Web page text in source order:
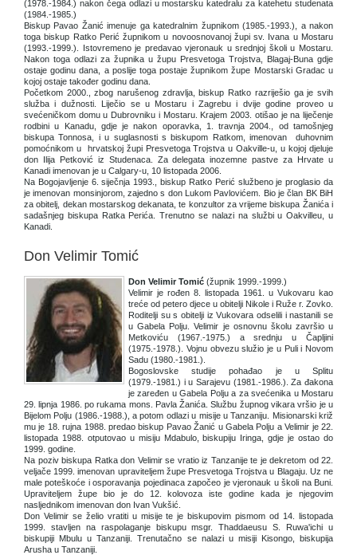
(1978.-1984.) nakon čega odlazi u mostarsku katedralu za katehetu studenata
(1984.-1985.)
Biskup Pavao Žanić imenuje ga katedralnim župnikom (1985.-1993.), a nakon
toga biskup Ratko Perić župnikom u novoosnovanoj župi sv. Ivana u Mostaru
(1993.-1999.). Istovremeno je predavao vjeronauk u srednjoj školi u Mostaru.
Nakon toga odlazi za župnika u župu Presvetoga Trojstva, Blagaj-Buna gdje
ostaje godinu dana, a poslije toga postaje župnikom župe Mostarski Gradac u
kojoj ostaje također godinu dana.
Početkom 2000., zbog narušenog zdravlja, biskup Ratko razriješio ga je svih
služba i dužnosti. Liječio se u Mostaru i Zagrebu i dvije godine proveo u
svećeničkom domu u Dubrovniku i Mostaru. Krajem 2003. otišao je na liječenje
rodbini u Kanadu, gdje je nakon oporavka, 1. travnja 2004., od tamošnjeg
biskupa Tonnosa, i u suglasnosti s biskupom Ratkom, imenovan duhovnim
pomoćnikom u hrvatskoj župi Presvetoga Trojstva u Oakville-u, u kojoj djeluje
don Ilija Petković iz Studenaca. Za delegata inozemne pastve za Hrvate u
Kanadi imenovan je u Calgary-u, 10 listopada 2006.
Na Bogojavljenje 6. siječnja 1993., biskup Ratko Perić službeno je proglasio da
je imenovan monsinjorom, zajedno s don Lukom Pavlovićem. Bio je član BK BiH
za obitelj, dekan mostarskog dekanata, te konzultor za vrijeme biskupa Žanića i
sadašnjeg biskupa Ratka Perića. Trenutno se nalazi na službi u Oakvilleu, u
Kanadi.
Don Velimir Tomić
Don Velimir Tomić (župnik 1999.-1999.)
Velimir je rođen 8. listopada 1961. u Vukovaru kao
treće od petero djece u obitelji Nikole i Ruže r. Zovko.
Roditelji su s obitelji iz Vukovara odselili i nastanili se
u Gabela Polju. Velimir je osnovnu školu završio u
Metkoviću (1967.-1975.) a srednju u Čapljini
(1975.-1978.). Vojnu obvezu služio je u Puli i Novom
Sadu (1980.-1981.).
Bogoslovske studije pohađao je u Splitu
(1979.-1981.) i u Sarajevu (1981.-1986.). Za đakona
je zaređen u Gabela Polju a za svećenika u Mostaru
29. lipnja 1986. po rukama mons. Pavla Žanića. Službu župnog vikara vršio je u
Bijelom Polju (1986.-1988.), a potom odlazi u misije u Tanzaniju. Misionarski križ
mu je 18. rujna 1988. predao biskup Pavao Žanić u Gabela Polju a Velimir je 22.
listopada 1988. otputovao u misiju Mdabulo, biskupiju Iringa, gdje je ostao do
1999. godine.
Na poziv biskupa Ratka don Velimir se vratio iz Tanzanije te je dekretom od 22.
veljače 1999. imenovan upraviteljem župe Presvetoga Trojstva u Blagaju. Uz ne
male poteškoće i osporavanja pojedinaca započeo je vjeronauk u školi na Buni.
Upraviteljem župe bio je do 12. kolovoza iste godine kada je njegovim
nasljednikom imenovan don Ivan Vukšić.
Don Velimir se želio vratiti u misije te je biskupovim pismom od 14. listopada
1999. stavljen na raspolaganje biskupu msgr. Thaddaeusu S. Ruwa'ichi u
biskupiji Mbulu u Tanzaniji. Trenutačno se nalazi u misiji Kisongo, biskupija
Arusha u Tanzaniji.